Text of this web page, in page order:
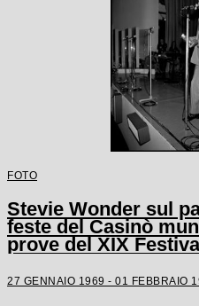
FOTO
Stevie Wonder sul
feste del Casinò
prove del XIX
27 GENNAIO 1969 - 01 FEBBRAIO